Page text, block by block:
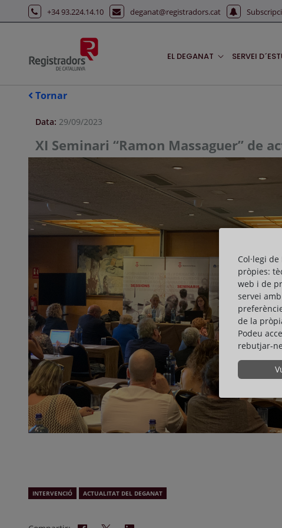
Salta al contingut principal
+34 93.224.14.10 deganat@registradors.cat
EL DEGANAT SERVEI
Tornar
Data: 29/09/2023
XI Seminari “Ramon Massaguer” de
INTERVENCIÓ ACTUALITAT DEL DEGANAT
Col·legi
pròpies:
web i de
servei
de la
Podeu
rebutjar-